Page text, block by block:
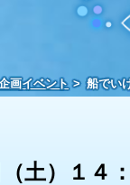
画イベント 船でい
土）１４：